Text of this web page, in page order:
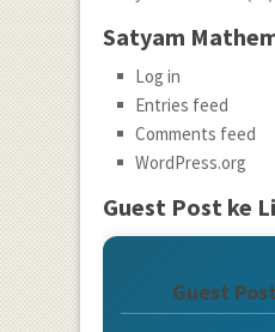
Satyam
Log in
Entries feed
Comments feed
WordPress.org
Guest Post ke
Guest